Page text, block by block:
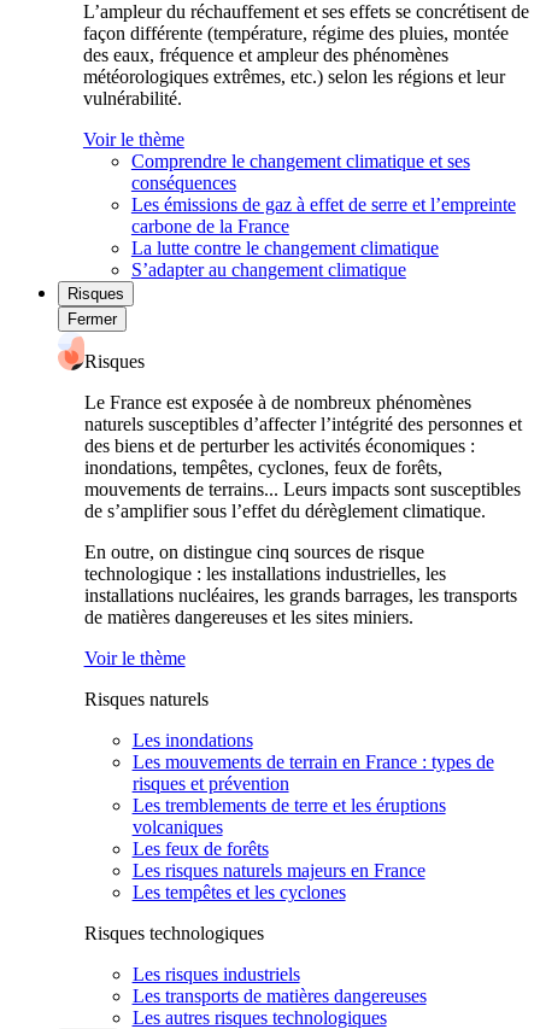
L’ampleur du réchauffement et ses effets se concrétisent de
façon différente (température, régime des pluies, montée
des eaux, fréquence et ampleur des phénomènes
météorologiques extrêmes, etc.) selon les régions et leur
vulnérabilité.
Voir le thème
Comprendre le changement climatique et ses
conséquences
Les émissions de gaz à effet de serre et l’empreinte
carbone de la France
La lutte contre le changement climatique
S’adapter au changement climatique
Risques
Fermer
Risques
Le France est exposée à de nombreux phénomènes
naturels susceptibles d’affecter l’intégrité des personnes et
des biens et de perturber les activités économiques :
inondations, tempêtes, cyclones, feux de forêts,
mouvements de terrains... Leurs impacts sont susceptibles
de s’amplifier sous l’effet du dérèglement climatique.
En outre, on distingue cinq sources de risque
technologique : les installations industrielles, les
installations nucléaires, les grands barrages, les transports
de matières dangereuses et les sites miniers.
Voir le thème
Risques naturels
Les inondations
Les mouvements de terrain en France : types de
risques et prévention
Les tremblements de terre et les éruptions
volcaniques
Les feux de forêts
Les risques naturels majeurs en France
Les tempêtes et les cyclones
Risques technologiques
Les risques industriels
Les transports de matières dangereuses
Les autres risques technologiques